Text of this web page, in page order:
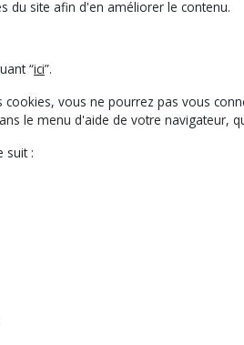
du site afin d'en améliorer le contenu.
“ici”.
vous ne pourrez pas vous
le menu d'aide de votre
suit :